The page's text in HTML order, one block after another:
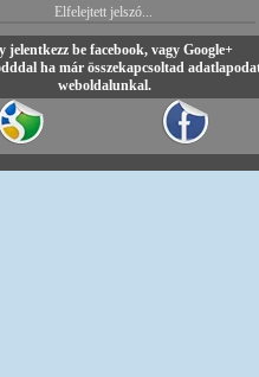
Elfelejtett jelszó...
jelentkezz be facebook, vagy Google+
ha már összekapcsoltad
weboldalunkal.